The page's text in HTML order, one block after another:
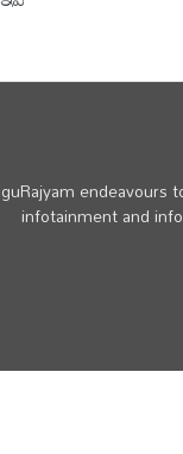
infotainment and